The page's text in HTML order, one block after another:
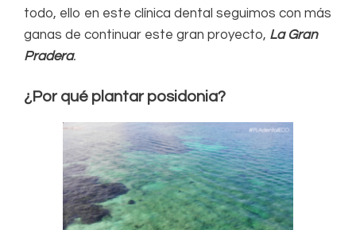
todo, ello en este clínica dental seguimos con más
ganas de continuar este gran proyecto, La Gran
Pradera.
¿Por qué plantar posidonia?